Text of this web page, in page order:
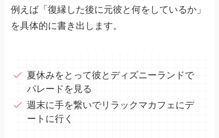
例えば「復縁した後に元彼と何をしているか」
を具体的に書き出します。
夏休みをとって彼とディズニーランドで
パレードを見る
週末に手を繋いでリラックマカフェにデ
ートに行く